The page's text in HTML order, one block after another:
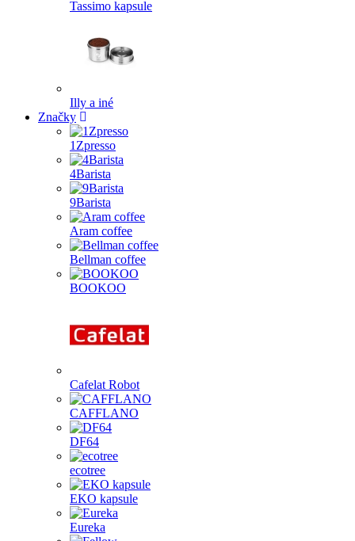
Tassimo kapsule
Illy a iné
Značky
1Zpresso
4Barista
9Barista
Aram coffee
Bellman coffee
BOOKOO
Cafelat Robot
CAFFLANO
DF64
ecotree
EKO kapsule
Eureka